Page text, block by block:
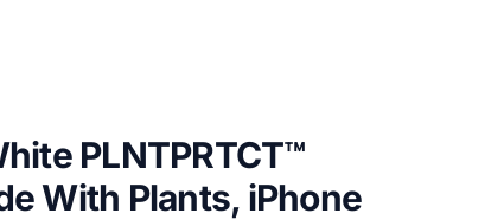
PLNTPRTCT™
With Plants, iPhone